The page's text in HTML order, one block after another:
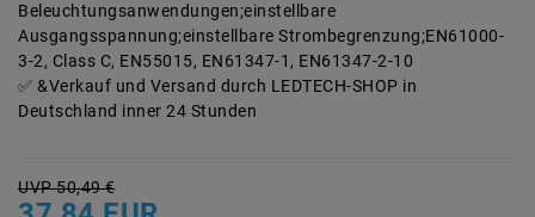
Beleuchtungsanwendungen;einstellbare
Ausgangsspannung;einstellbare Strombegrenzung;EN61000-
3-2, Class C, EN55015, EN61347-1, EN61347-2-10
&Verkauf und Versand durch LEDTECH-SHOP in
Deutschland inner 24 Stunden
UVP 50,49 €